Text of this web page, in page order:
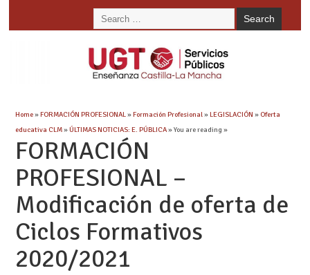
Home»FORMACIÓN PROFESIONAL»Formación Profesional»LEGISLACIÓN » Oferta
educativa CLM»ÚLTIMAS NOTICIAS: E. PÚBLICA» You are reading »
FORMACIÓN
PROFESIONAL –
Modificación de oferta de
Ciclos Formativos
2020/2021